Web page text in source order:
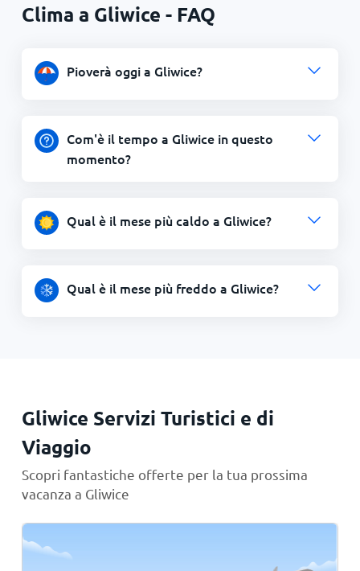
Clima a Gliwice - FAQ
Pioverà oggi a Gliwice?
Com'è il tempo a Gliwice in questo
momento?
Qual è il mese più caldo a Gliwice?
Qual è il mese più freddo a Gliwice?
Gliwice Servizi Turistici e di
Viaggio
Scopri fantastiche offerte per la tua prossima
vacanza a Gliwice